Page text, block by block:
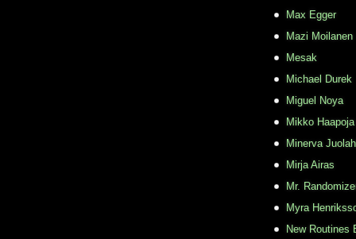
Max Egger
Mazi Moilanen
Mesak
Michael Durek
Miguel Noya
Mikko Haapoja
Minerva
Mirja Airas
Mr.
Myra
New Routines